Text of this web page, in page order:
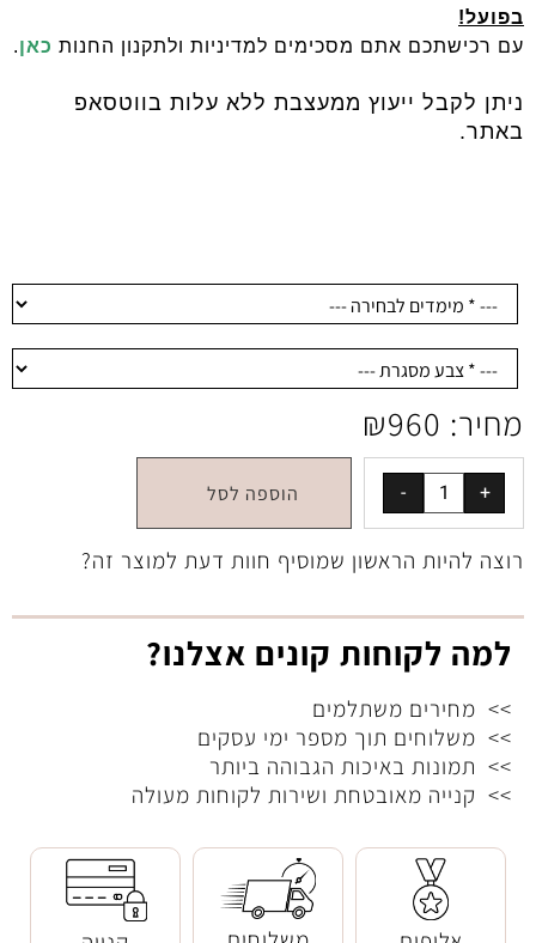
בפועל!
עם רכישתכם אתם מסכימים למדיניות ולתקנון החנות כאן.
ניתן לקבל ייעוץ ממעצבת ללא עלות בווטסאפ
באתר.
מחיר: ₪960
הוספה לסל
רוצה להיות הראשון שמוסיף חוות דעת למוצר זה?
למה לקוחות קונים אצלנו?
>> מחירים משתלמים
>> משלוחים תוך מספר ימי עסקים
>> תמונות באיכות הגבוהה ביותר
>> קנייה מאובטחת ושירות לקוחות מעולה